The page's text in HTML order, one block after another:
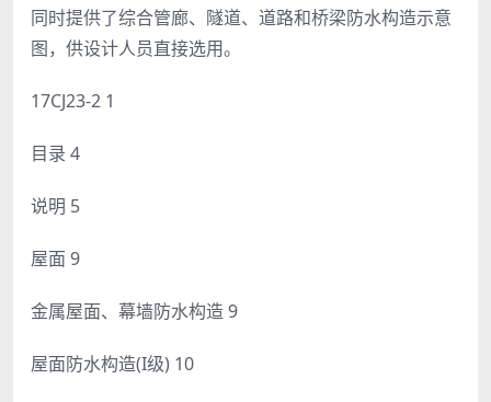
同时提供了综合管廊、隧道、道路和桥梁防水构造示意
图，供设计人员直接选用。
17CJ23-2 1
目录 4
说明 5
屋面 9
金属屋面、幕墙防水构造 9
屋面防水构造(I级) 10